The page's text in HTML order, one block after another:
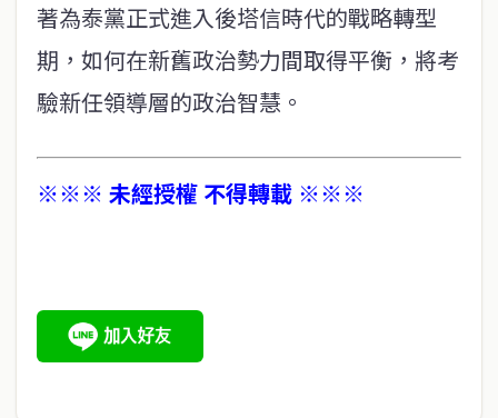
著為泰黨正式進入後塔信時代的戰略轉型
期，如何在新舊政治勢力間取得平衡，將考
驗新任領導層的政治智慧。
※※※ 未經授權 不得轉載 ※※※